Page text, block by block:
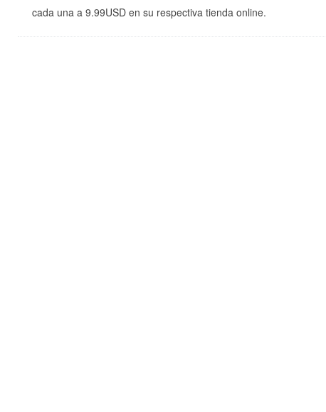
cada una a 9.99USD en su respectiva tienda online.